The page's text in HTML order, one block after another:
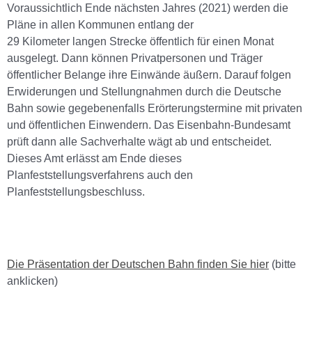
Voraussichtlich Ende nächsten Jahres (2021) werden die
Pläne in allen Kommunen entlang der
29 Kilometer langen Strecke öffentlich für einen Monat
ausgelegt. Dann können Privatpersonen und Träger
öffentlicher Belange ihre Einwände äußern. Darauf folgen
Erwiderungen und Stellungnahmen durch die Deutsche
Bahn sowie gegebenenfalls Erörterungstermine mit privaten
und öffentlichen Einwendern. Das Eisenbahn-Bundesamt
prüft dann alle Sachverhalte wägt ab und entscheidet.
Dieses Amt erlässt am Ende dieses
Planfeststellungsverfahrens auch den
Planfeststellungsbeschluss.
Die Präsentation der Deutschen Bahn finden Sie hier (bitte
anklicken)